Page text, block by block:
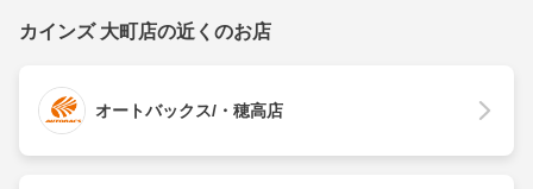
カインズ 大町店の近くのお店
オートバックス/・穂高店